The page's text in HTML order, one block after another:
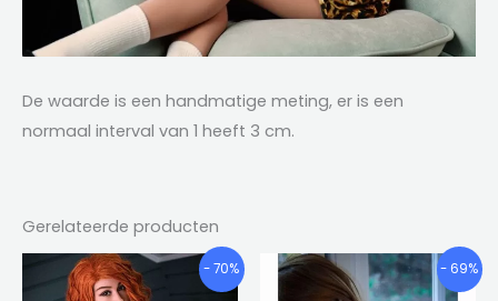
De waarde is een handmatige meting, er is een
normaal interval van 1 heeft 3 cm.
Gerelateerde producten
- 70%
Prijsklasse:
€676.87
Dit
product
- 69%
€682.58
Dit
product